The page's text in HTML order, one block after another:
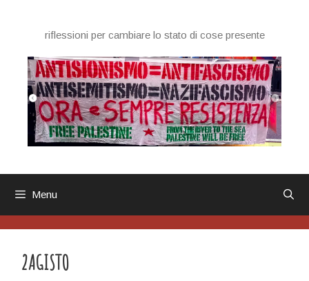
contenutoriflessioni per cambiare lo stato di cose presente
Menu
2AGISTO